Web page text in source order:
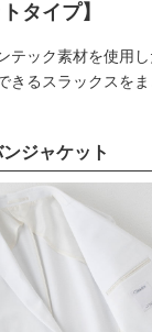
タイプ】
テック素材を使用
きるスラックスをま
ジャケット